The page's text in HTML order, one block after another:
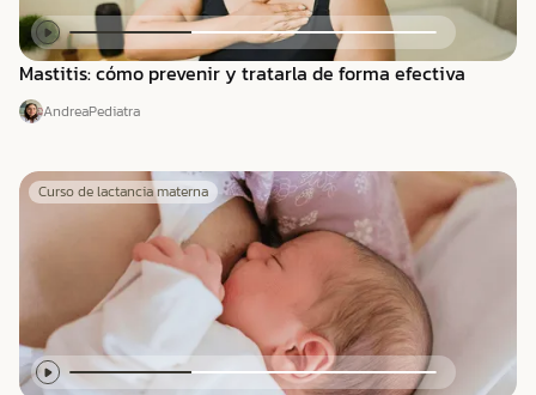
Mastitis: cómo prevenir y tratarla de forma efectiva
AndreaPediatra
Curso de lactancia materna